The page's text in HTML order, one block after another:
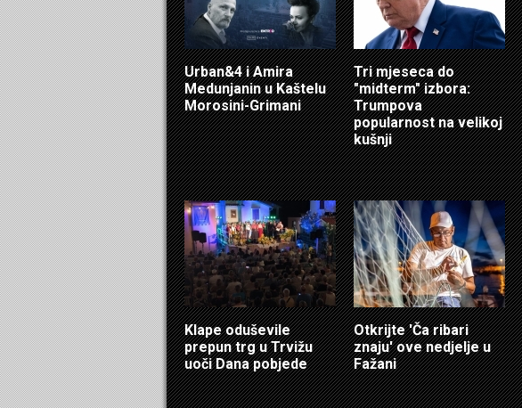
Urban&4 i Amira
Medunjanin u Kaštelu
Morosini-Grimani
Tri mjeseca do
"midterm" izbora:
Trumpova
popularnost na velikoj
kušnji
Klape oduševile
prepun trg u Trvižu
uoči Dana pobjede
Otkrijte 'Ča ribari
znaju' ove nedjelje u
Fažani